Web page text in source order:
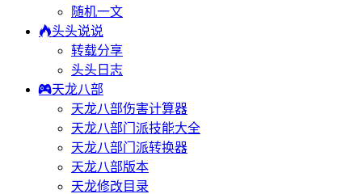
随机一文
头头说说
转载分享
头头日志
天龙八部
天龙八部伤害计算器
天龙八部门派技能大全
天龙八部门派转换器
天龙八部版本
天龙修改目录